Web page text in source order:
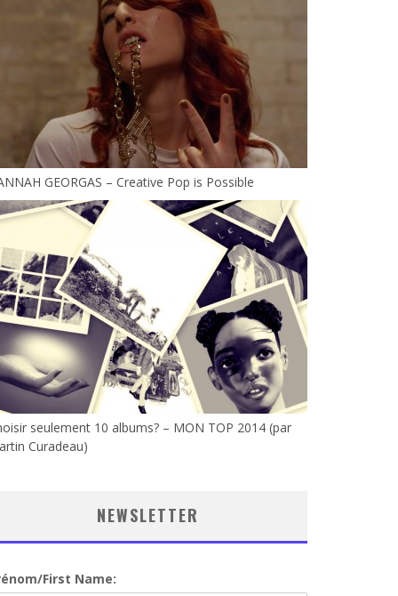
GEORGAS – Creative Pop is Possible
seulement 10 albums? – MON TOP 2014 (par
Curadeau)
NEWSLETTER
First Name: